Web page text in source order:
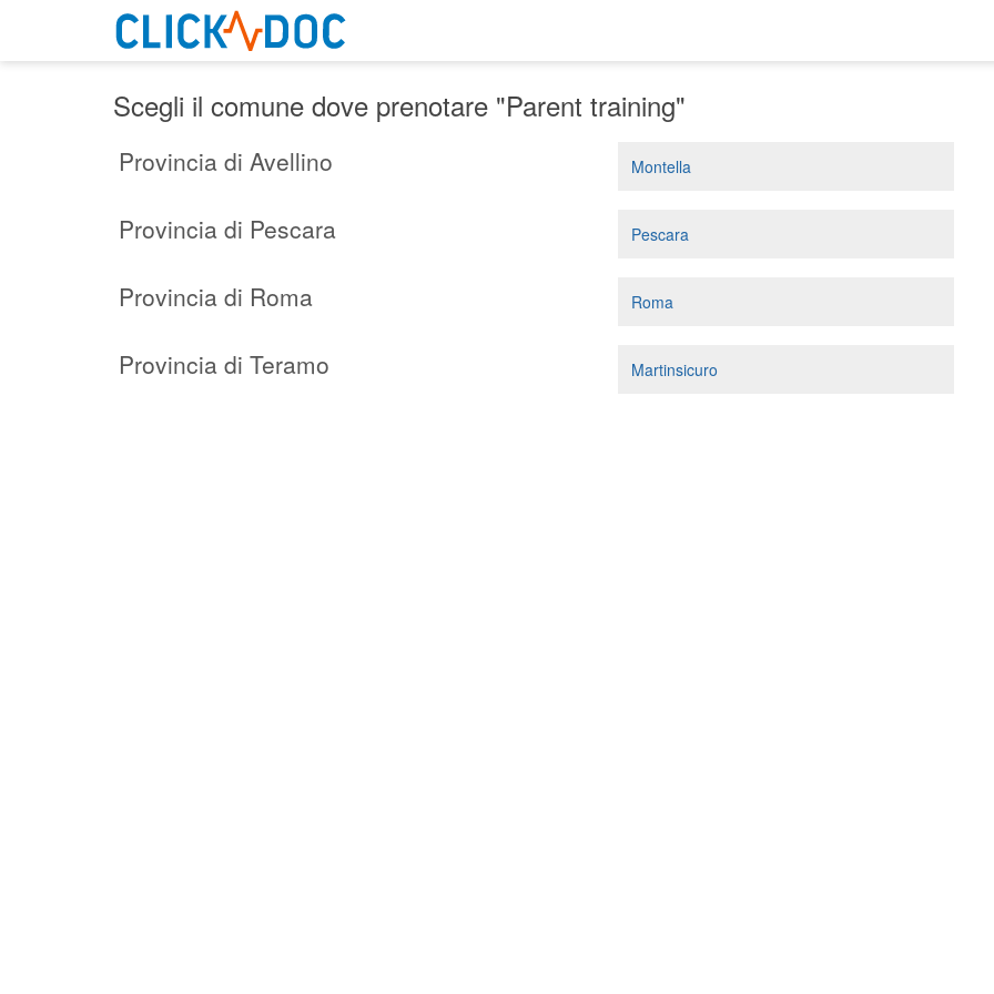
Scegli il comune dove prenotare "Parent training"
Provincia di Avellino Montella
Provincia di Pescara Pescara
Provincia di Roma Roma
Provincia di Teramo Martinsicuro